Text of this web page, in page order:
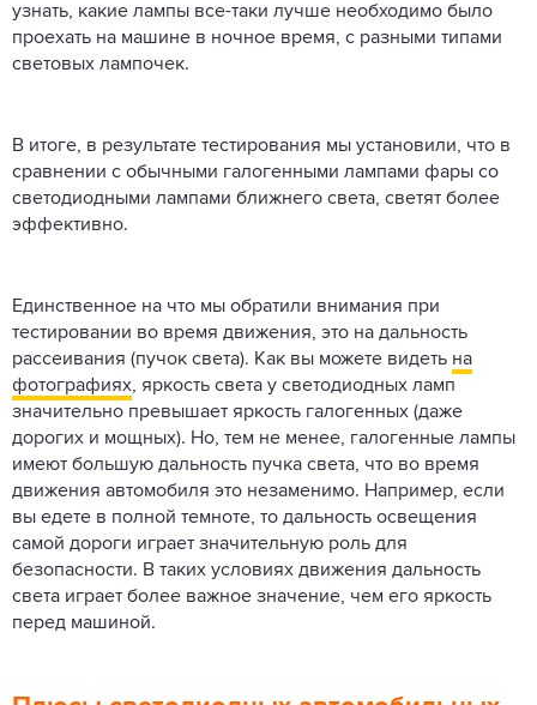
узнать, какие лампы все-таки лучше необходимо было
проехать на машине в ночное время, с разными типами
световых лампочек.
В итоге, в результате тестирования мы установили, что в
сравнении с обычными галогенными лампами фары со
светодиодными лампами ближнего света, светят более
эффективно.
Единственное на что мы обратили внимания при
тестировании во время движения, это на дальность
рассеивания (пучок света). Как вы можете видеть на
фотографиях, яркость света у светодиодных ламп
значительно превышает яркость галогенных (даже
дорогих и мощных). Но, тем не менее, галогенные лампы
имеют большую дальность пучка света, что во время
движения автомобиля это незаменимо. Например, если
вы едете в полной темноте, то дальность освещения
самой дороги играет значительную роль для
безопасности. В таких условиях движения дальность
света играет более важное значение, чем его яркость
перед машиной.